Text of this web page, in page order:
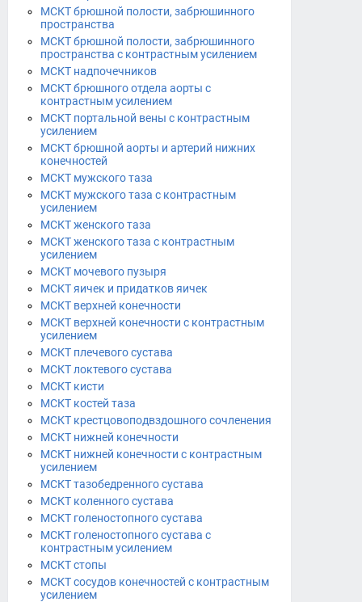
МСКТ брюшной полости, забрюшинного
пространства
МСКТ брюшной полости, забрюшинного
пространства с контрастным усилением
МСКТ надпочечников
МСКТ брюшного отдела аорты с
контрастным усилением
МСКТ портальной вены с контрастным
усилением
МСКТ брюшной аорты и артерий нижних
конечностей
МСКТ мужского таза
МСКТ мужского таза с контрастным
усилением
МСКТ женского таза
МСКТ женского таза с контрастным
усилением
МСКТ мочевого пузыря
МСКТ яичек и придатков яичек
МСКТ верхней конечности
МСКТ верхней конечности с контрастным
усилением
МСКТ плечевого сустава
МСКТ локтевого сустава
МСКТ кисти
МСКТ костей таза
МСКТ крестцовоподвздошного сочленения
МСКТ нижней конечности
МСКТ нижней конечности с контрастным
усилением
МСКТ тазобедренного сустава
МСКТ коленного сустава
МСКТ голеностопного сустава
МСКТ голеностопного сустава с
контрастным усилением
МСКТ стопы
МСКТ сосудов конечностей с контрастным
усилением